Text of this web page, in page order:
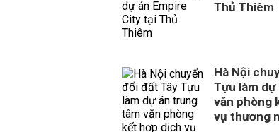
Thủ Thiêm
Hà Nội
Tựu làm
văn phòng
vụ thương